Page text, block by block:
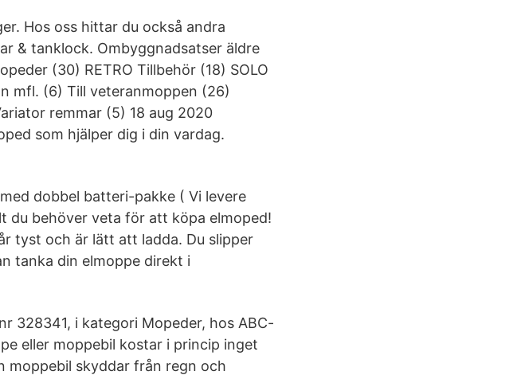
Hos oss hittar du också andra
& tanklock. Ombyggnadsatser äldre
(30) RETRO Tillbehör (18) SOLO
mfl. (6) Till veteranmoppen (26)
remmar (5) 18 aug 2020
som hjälper dig i din vardag.
dobbel batteri-pakke ( Vi levere
du behöver veta för att köpa elmoped!
tyst och är lätt att ladda. Du slipper
tanka din elmoppe direkt i
328341, i kategori Mopeder, hos ABC-
eller moppebil kostar i princip inget
moppebil skyddar från regn och